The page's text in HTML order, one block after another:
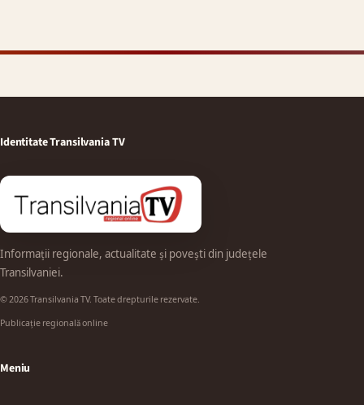
Identitate Transilvania TV
Informații regionale, actualitate și povești din județele
Transilvaniei.
© 2026 Transilvania TV. Toate drepturile rezervate.
Publicație regională online
Meniu